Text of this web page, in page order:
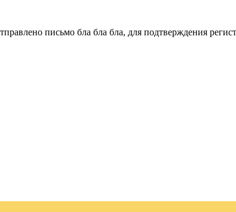
письмо бла бла бла, для подтверждения